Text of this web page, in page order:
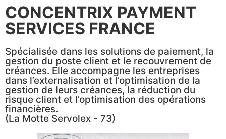
CONCENTRIX PAYMENT
SERVICES FRANCE
Spécialisée dans les solutions de paiement, la
gestion du poste client et le recouvrement de
créances. Elle accompagne les entreprises
dans l’externalisation et l’optimisation de la
gestion de leurs créances, la réduction du
risque client et l’optimisation des opérations
financières.
(La Motte Servolex - 73)